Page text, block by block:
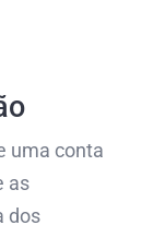
uma conta
as
dos